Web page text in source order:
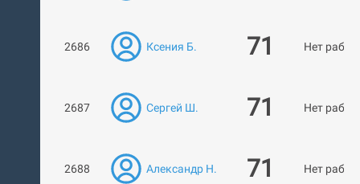
2686 Ксения Б. 71 Нет работ
2687 Сергей Ш. 71 Нет работ
2688 Александр Н. 71 Нет работ